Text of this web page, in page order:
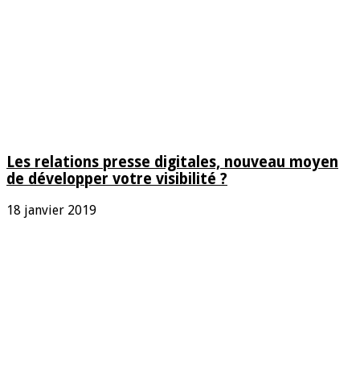
Les relations presse digitales, nouveau moyen
de développer votre visibilité ?
18 janvier 2019